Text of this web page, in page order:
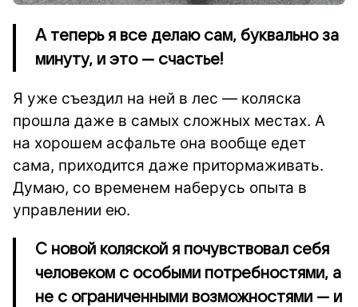
А теперь я все делаю сам, буквально за
минуту, и это — счастье!
Я уже съездил на ней в лес — коляска
прошла даже в самых сложных местах. А
на хорошем асфальте она вообще едет
сама, приходится даже притормаживать.
Думаю, со временем наберусь опыта в
управлении ею.
С новой коляской я почувствовал себя
человеком с особыми потребностями, а
не с ограниченными возможностями — и